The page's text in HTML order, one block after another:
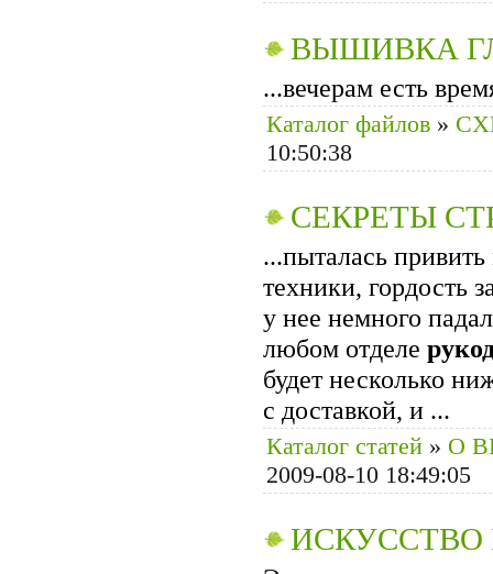
ВЫШИВКА
...вечерам есть
Каталог файлов »
10:50:38
СЕКРЕТЫ
...пыталась
техники, гордость
у нее немного
любом отделе
будет несколько
с доставкой, и ...
Каталог статей » О
2009-08-10 18:49:05